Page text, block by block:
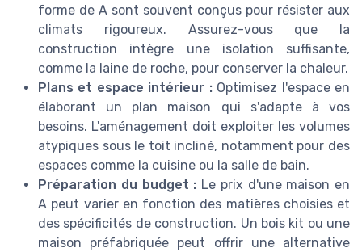
forme de A sont souvent conçus pour résister aux
climats rigoureux. Assurez-vous que la
construction intègre une isolation suffisante,
comme la laine de roche, pour conserver la chaleur.
Plans et espace intérieur :Optimisez l'espace en
élaborant un plan maison qui s'adapte à vos
besoins. L'aménagement doit exploiter les volumes
atypiques sous le toit incliné, notamment pour des
espaces comme la cuisine ou la salle de bain.
Préparation du budget : Le prix d'une maison en
A peut varier en fonction des matières choisies et
des spécificités de construction. Un bois kit ou une
maison préfabriquée peut offrir une alternative